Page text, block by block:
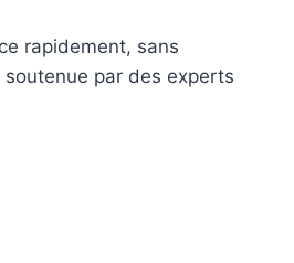
rapidement, sans
par des experts